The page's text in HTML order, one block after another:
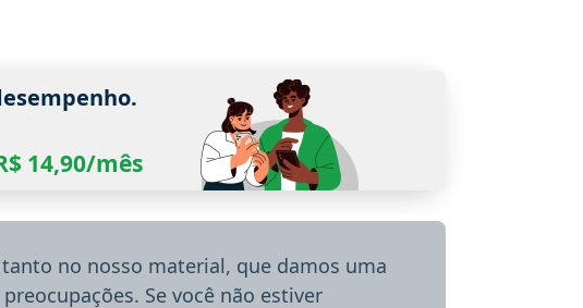
14,90/mês
no nosso material, que damos uma
Se você não estiver